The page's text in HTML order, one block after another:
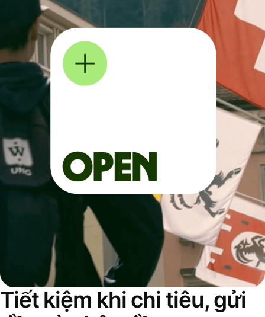
Tiết kiệm khi chi tiêu, gửi